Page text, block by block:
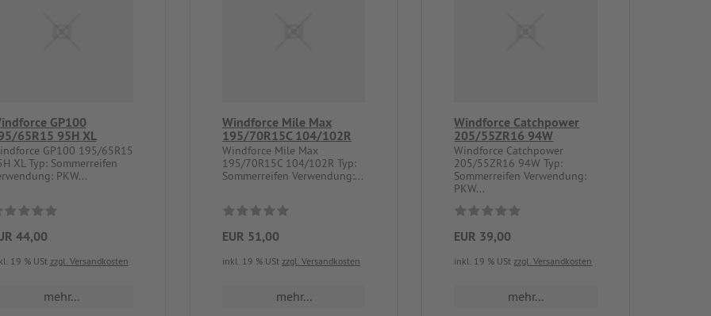
GP100
65R15 95H XL
GP100 195/65R15
XL Typ: Sommerreifen
PKW...
44,00
19 % USt zzgl. Versandkosten
mehr...
Windforce Mile Max
195/70R15C 104/102R
Windforce Mile Max
195/70R15C 104/102R Typ:
Sommerreifen Verwendung:...
EUR 51,00
inkl. 19 % USt zzgl. Versandkosten
mehr...
Windforce Catchpower
205/55ZR16 94W
Windforce Catchpower
205/55ZR16 94W Typ:
Sommerreifen Verwendung:
PKW...
EUR 39,00
inkl. 19 % UStzzgl. Versandkosten
mehr...